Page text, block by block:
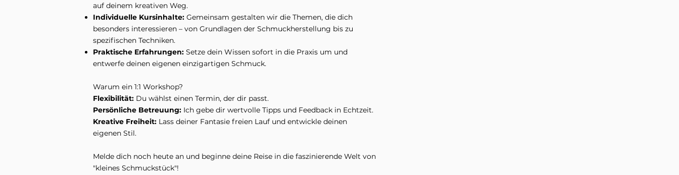
auf deinem kreativen Weg.
Individuelle Kursinhalte: Gemeinsam gestalten wir die Themen, die dich
besonders interessieren – von Grundlagen der Schmuckherstellung bis zu
spezifischen Techniken.
Praktische Erfahrungen: Setze dein Wissen sofort in die Praxis um und
entwerfe deinen eigenen einzigartigen Schmuck.
Warum ein 1:1 Workshop?
Flexibilität: Du wählst einen Termin, der dir passt.
Persönliche Betreuung: Ich gebe dir wertvolle Tipps und Feedback in Echtzeit.
Kreative Freiheit: Lass deiner Fantasie freien Lauf und entwickle deinen
eigenen Stil.
Melde dich noch heute an und beginne deine Reise in die faszinierende Welt von
"kleines Schmuckstück"!